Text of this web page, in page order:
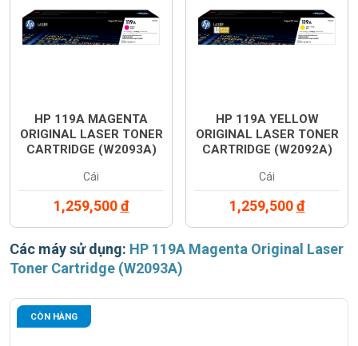
HP 119A MAGENTA
ORIGINAL LASER TONER
CARTRIDGE (W2093A)
Cái
1,259,500đ
HP 119A YELLOW
ORIGINAL LASER TONER
CARTRIDGE (W2092A)
Cái
1,259,500đ
Các máy sử dụng: HP 119A Magenta Original Laser
Toner Cartridge (W2093A)
CÒN HÀNG